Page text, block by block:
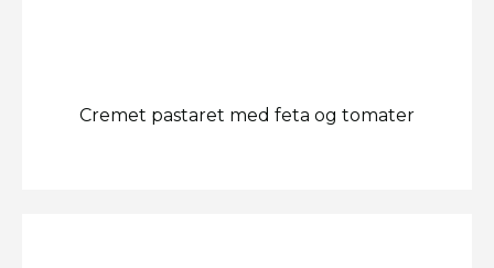
Cremet pastaret med feta og tomater